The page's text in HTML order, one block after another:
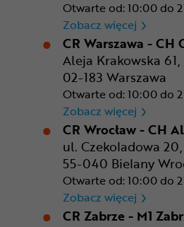
Otwarte od: 10:00 do
Zobacz więcej CR
CR Warszawa - CH
Aleja Krakowska 61,
02-183 Warszawa
Otwarte od: 10:00 do
Zobacz więcej CR
CR Wrocław - CH
ul. Czekoladowa 20,
55-040 Bielany
Otwarte od: 10:00 do
Zobacz więcej CR
CR Zabrze - M1